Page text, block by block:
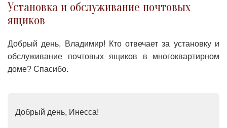
Установка и обслуживание почтовых
ящиков
Добрый день, Владимир! Кто отвечает за установку и
обслуживание почтовых ящиков в многоквартирном
доме? Спасибо.
Добрый день, Инесса!